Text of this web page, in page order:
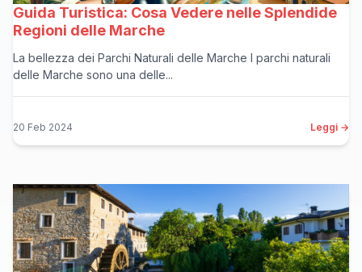
Guida Turistica: Cosa Vedere nelle Splendide
Regioni delle Marche
La bellezza dei Parchi Naturali delle Marche I parchi naturali
delle Marche sono una delle...
20 Feb 2024 Leggi →